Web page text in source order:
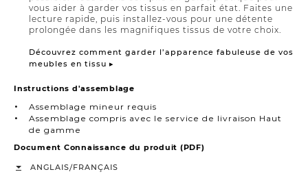
vous aider à garder vos tissus en parfait état. Faites une
lecture rapide, puis installez-vous pour une détente
prolongée dans les magnifiques tissus de votre choix.
Découvrez comment garder l’apparence fabuleuse de vos
meubles en tissu ▸
Instructions d'assemblage
Assemblage mineur requis
Assemblage compris avec le service de livraison Haut
de gamme
Document Connaissance du produit (PDF)
ANGLAIS/FRANÇAIS